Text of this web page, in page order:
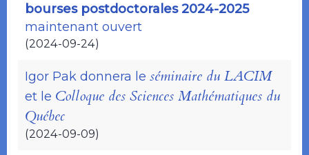
bourses postdoctorales 2024-2025
maintenant ouvert
(2024-09-24)
Igor Pak donnera leséminaire du LACIM
et le Colloque des Sciences Mathématiques du
Québec
(2024-09-09)